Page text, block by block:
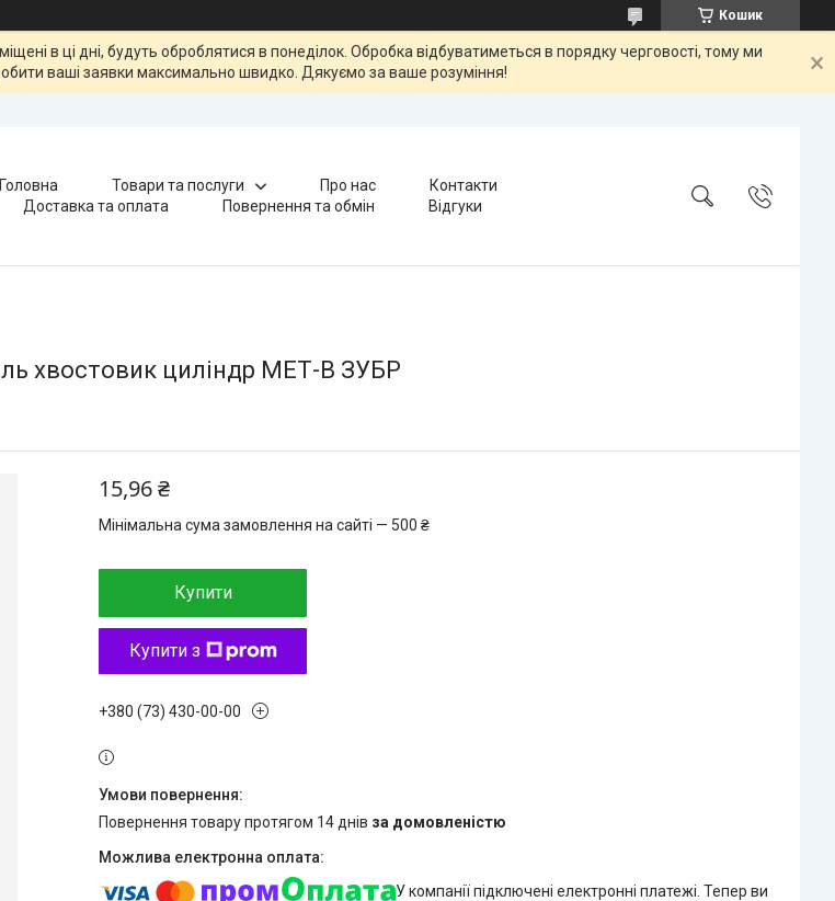
Кошик
в ці дні, будуть оброблятися в понеділок. Обробка відбуватиметься в порядку черговості, тому ми
ваші заявки максимально швидко. Дякуємо за ваше розуміння!
Головна Товари та послуги Про нас
Контакти
Доставка та оплата
Повернення та обмін Відгуки
хвостовик циліндр МЕТ-В ЗУБР
15,96 ₴
Мінімальна сума замовлення на сайті — 500 ₴
Купити
Купити з
+380 (73) 430-00-00
повернення товару протягом 14 днів за домовленістю
У компанії підключені електронні платежі. Тепер ви